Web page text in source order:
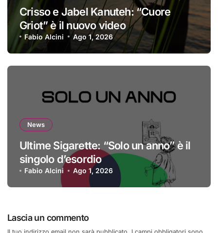
Crisso e Jabel Kanuteh: “Cuore
Griot” è il nuovo video
Fabio Alcini Ago 1, 2026
News
Ultime Sigarette: “Solo un anno” è il
singolo d’esordio
Fabio Alcini Ago 1, 2026
Lascia un commento